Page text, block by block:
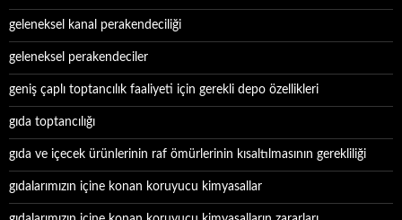
geleneksel kanal perakendeciliği
geleneksel perakendeciler
geniş çaplı toptancılık faaliyeti için gerekli depo özellikleri
gıda toptancılığı
gıda ve içecek ürünlerinin raf ömürlerinin kısaltılmasının gerekliliği
gıdalarımızın içine konan koruyucu kimyasallar